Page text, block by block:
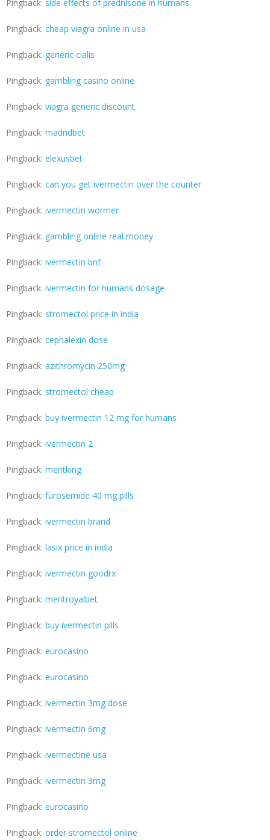
Pingback: side effects of prednisone in humans
Pingback: cheap viagra online in usa
Pingback: generic cialis
Pingback: gambling casino online
Pingback: viagra generic discount
Pingback: madridbet
Pingback: elexusbet
Pingback: can you get ivermectin over the counter
Pingback: ivermectin wormer
Pingback: gambling online real money
Pingback: ivermectin bnf
Pingback: ivermectin for humans dosage
Pingback: stromectol price in india
Pingback: cephalexin dose
Pingback: azithromycin 250mg
Pingback: stromectol cheap
Pingback: buy ivermectin 12 mg for humans
Pingback: ivermectin 2
Pingback: meritking
Pingback: furosemide 40 mg pills
Pingback: ivermectin brand
Pingback: lasix price in india
Pingback: ivermectin goodrx
Pingback: meritroyalbet
Pingback: buy ivermectin pills
Pingback: eurocasino
Pingback: eurocasino
Pingback: ivermectin 3mg dose
Pingback: ivermectin 6mg
Pingback: ivermectine usa
Pingback: ivermectin 3mg
Pingback: eurocasino
Pingback: order stromectol online